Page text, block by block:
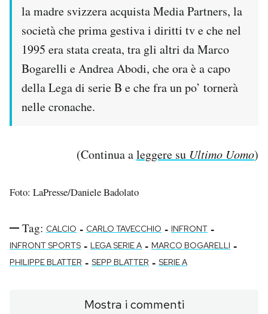
la madre svizzera acquista Media Partners, la
società che prima gestiva i diritti tv e che nel
1995 era stata creata, tra gli altri da Marco
Bogarelli e Andrea Abodi, che ora è a capo
della Lega di serie B e che fra un po’ tornerà
nelle cronache.
(Continua aleggere su Ultimo Uomo)
Foto: LaPresse/Daniele Badolato
Tag: CALCIO - CARLO TAVECCHIO - INFRONT -
INFRONT SPORTS - LEGA SERIE A - MARCO BOGARELLI -
PHILIPPE BLATTER - SEPP BLATTER - SERIE A
Mostra i commenti